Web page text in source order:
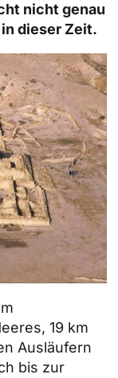
nicht genau
dieser Zeit.
19 km
Ausläufern
bis zur